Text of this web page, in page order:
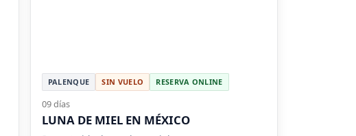
PALENQUE SIN VUELO RESERVA ONLINE
09 días
LUNA DE MIEL EN MÉXICO